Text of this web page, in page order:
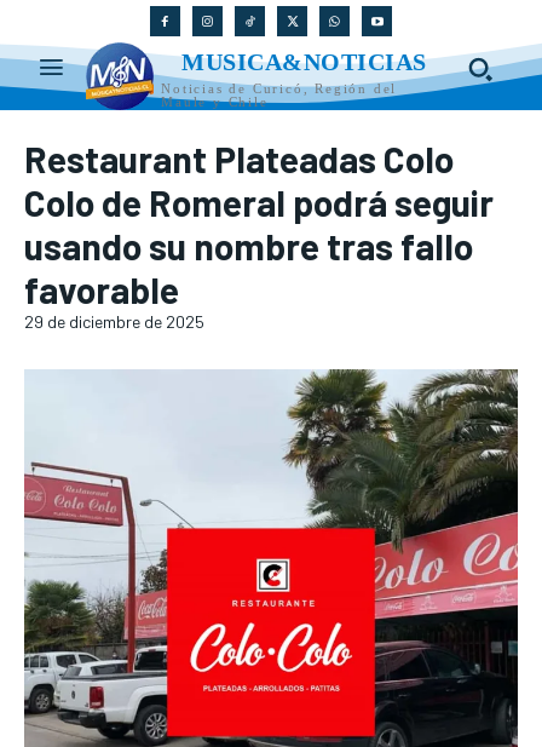
MUSICA&NOTICIAS
Noticias de Curicó, Región del
Maule y Chile
Restaurant Plateadas Colo
Colo de Romeral podrá seguir
usando su nombre tras fallo
favorable
29 de diciembre de 2025